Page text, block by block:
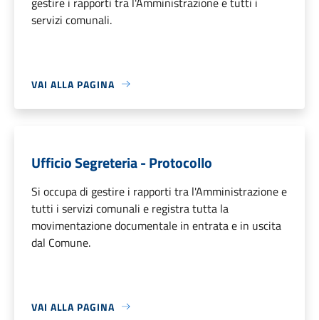
servizi comunali.
VAI ALLA PAGINA
Ufficio Segreteria - Protocollo
Si occupa di gestire i rapporti tra l'Amministrazione e
tutti i servizi comunali e registra tutta la
movimentazione documentale in entrata e in uscita
dal Comune.
VAI ALLA PAGINA